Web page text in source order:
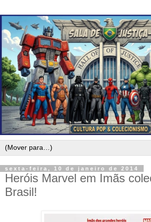
sexta-feira, 10 de janeiro de 2014
Heróis Marvel em Imãs
Brasil!